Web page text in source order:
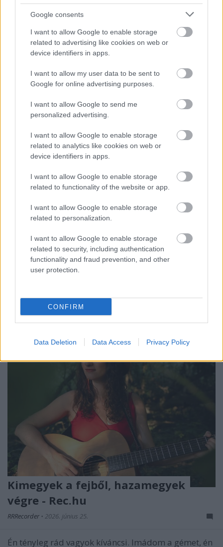
Google consents
I want to allow Google to enable storage
related to advertising like cookies on web or
device identifiers in apps.
I want to allow my user data to be sent to
Google for online advertising purposes.
I want to allow Google to send me
personalized advertising.
I want to allow Google to enable storage
related to analytics like cookies on web or
device identifiers in apps.
I want to allow Google to enable storage
related to functionality of the website or app.
I want to allow Google to enable storage
related to personalization.
I want to allow Google to enable storage
related to security, including authentication
functionality and fraud prevention, and other
user protection.
CONFIRM
Data Deletion Data Access Privacy Policy
Recorder új…
Az élet bűn és te vagy a tetthely -
Rec.hu
RRRecorder•2026. július 02.
Aki nincs eltörve, ne rappeljen, hangkártyát ne
rendeljen. Engedd, végre hadd éljem az életem. A híd
elvezet egy másik dimenzióba. Táncolni szabad.
zenéket bemutató rovata.
Kimegyek a fejből, hazamegyek
végre - Rec.hu
RRRecorder • 2026. június 25.
Én tényleg rád vagyok kíváncsi. Imádom a gémet, én